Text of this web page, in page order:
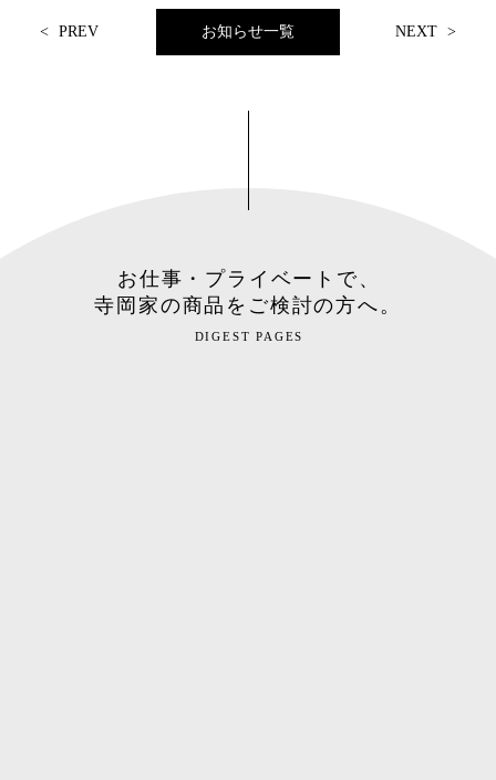
< PREV お知らせ一覧 NEXT >
お仕事・プライベートで、
寺岡家の商品をご検討の方へ。
DIGEST PAGES